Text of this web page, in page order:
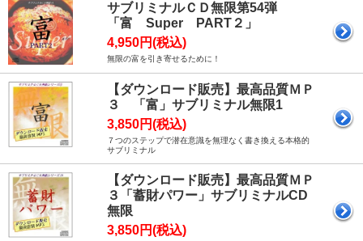
サブリミナルＣＤ無限第54弾
「富 Super PART２」
4,950円(税込)
無限の富を引き寄せるために！
【ダウンロード販売】最高品質ＭＰ
３ 「富」サブリミナル無限1
3,850円(税込)
７つのステップで潜在意識を無理なく書き換える本格的
サブリミナル
【ダウンロード販売】最高品質ＭＰ
３「蓄財パワー」サブリミナルCD
無限
3,850円(税込)